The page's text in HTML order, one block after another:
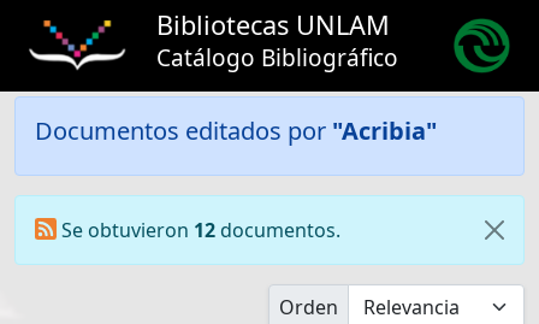
Bibliotecas UNLAM
Catálogo Bibliográfico
Documentos editados por "Acribia"
Se obtuvieron 12documentos.
Orden